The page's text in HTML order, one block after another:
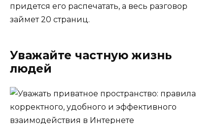
придется его распечатать, а весь разговор
займет 20 страниц.
Уважайте частную жизнь
людей